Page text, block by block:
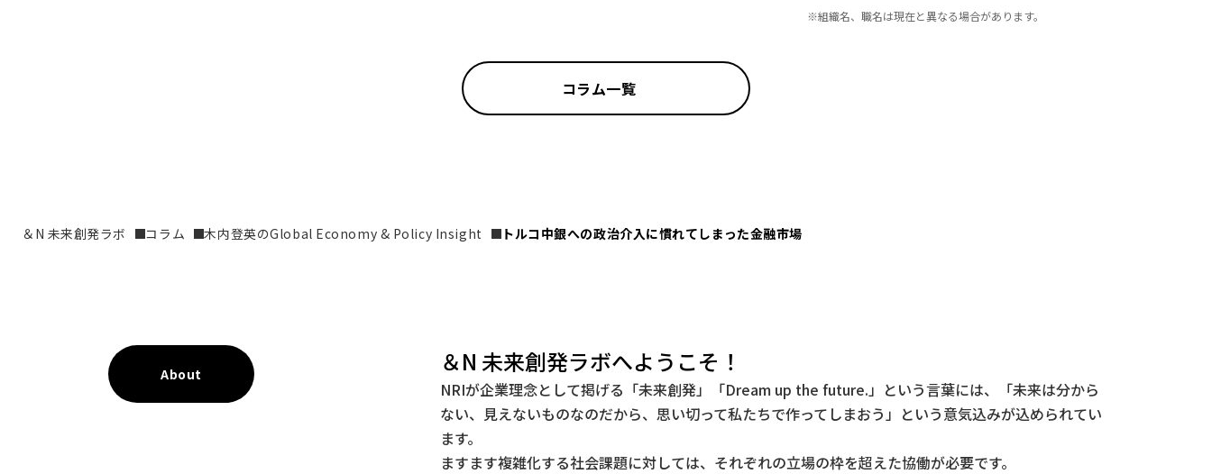
※組織名、職名は現在と異なる場合があります。
コラム一覧
＆N 未来創発ラボ コラム 木内登英のGlobal Economy & Policy Insight トルコ中銀への政治介入に慣れてしまった金融市場
About ＆N 未来創発ラボへようこそ！
NRIが企業理念として掲げる「未来創発」「Dream up the future.」という言葉には、「未来は分から
ない、見えないものなのだから、思い切って私たちで作ってしまおう」という意気込みが込められてい
ます。
ますます複雑化する社会課題に対しては、それぞれの立場の枠を超えた協働が必要です。